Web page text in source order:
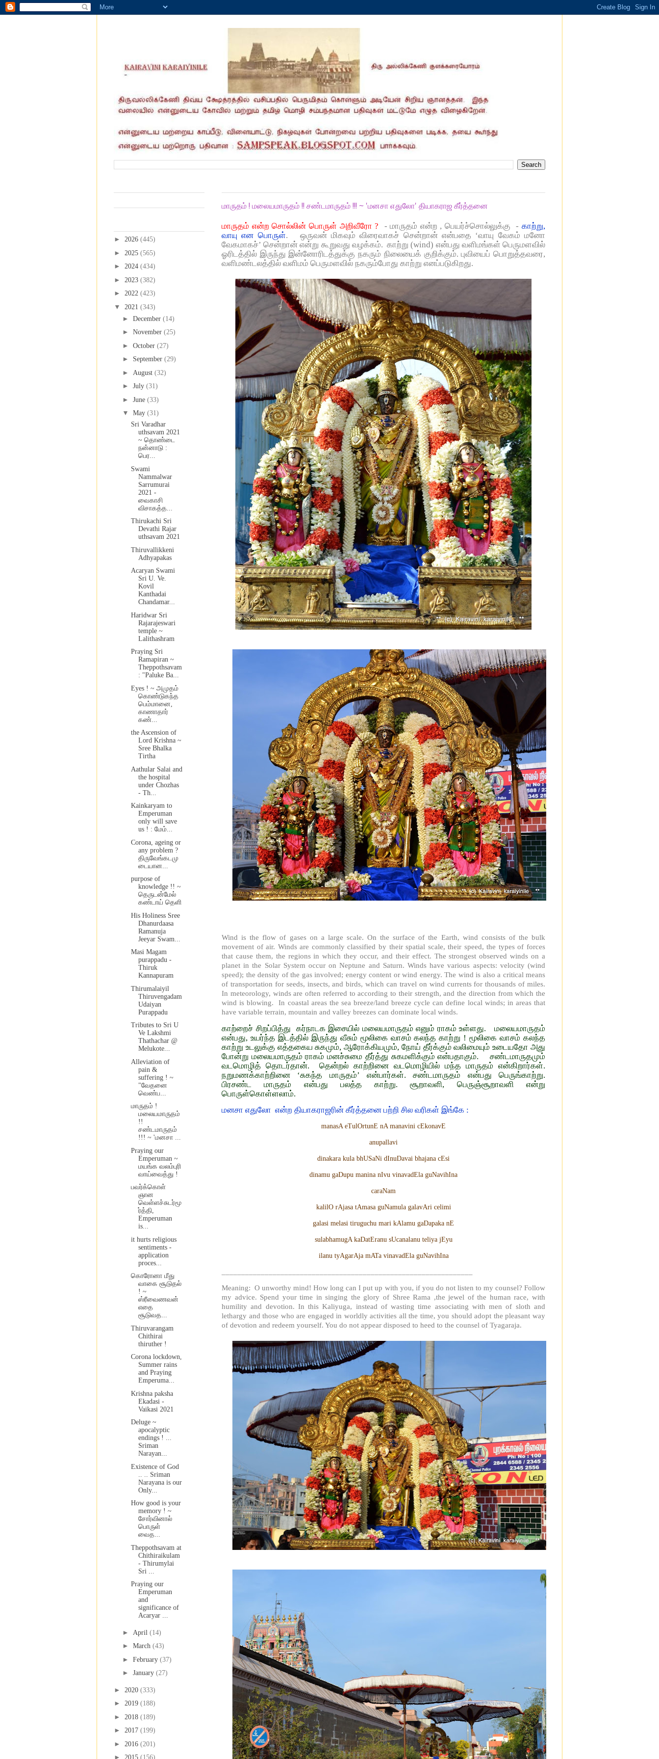
மாருதம் ! மலையமாருதம் !! சண்டமாருதம் !!! ~ 'மனசா எதுலோ' தியாகராஜ கீர்த்தனை
மாருதம் என்ற சொல்லின் பொருள் அறிவீரோ ? - மாருதம் என்ற , பெயர்ச்சொல்லுக்கு - காற்று,
வாயு என பொருள். ஒருவன் மிகவும் விரைவாகச் சென்றான் என்பதை ‘வாயு வேகம் மனோ
வேகமாகச்’ சென்றான் என்று கூறுவது வழக்கம். காற்று (wind) என்பது வளிமங்கள் பெருமளவில்
ஓரிடத்தில் இருந்து இன்னோரிடத்துக்கு நகரும் நிலையைக் குறிக்கும். புவியைப் பொறுத்தவரை,
வளிமண்டலத்தில் வளிமம் பெருமளவில் நகரும்போது காற்று எனப்படுகிறது.
Wind is the flow of gases on a large scale. On the surface of the Earth, wind consists of the bulk
movement of air. Winds are commonly classified by their spatial scale, their speed, the types of forces
that cause them, the regions in which they occur, and their effect. The strongest observed winds on a
planet in the Solar System occur on Neptune and Saturn. Winds have various aspects: velocity (wind
speed); the density of the gas involved; energy content or wind energy. The wind is also a critical means
of transportation for seeds, insects, and birds, which can travel on wind currents for thousands of miles.
In meteorology, winds are often referred to according to their strength, and the direction from which the
wind is blowing. In coastal areas the sea breeze/land breeze cycle can define local winds; in areas that
have variable terrain, mountain and valley breezes can dominate local winds.
காற்றைச் சிறப்பித்து கர்நாடக இசையில் மலையமாருதம் எனும் ராகம் உள்ளது. மலையமாருதம்
என்பது, உயர்ந்த இடத்தில் இருந்து வீசும் மூலிகை வாசம் கலந்த காற்று ! மூலிகை வாசம் கலந்த
காற்று உடலுக்கு எத்தகைய சுகமும், ஆரோக்கியமும், நோய் தீர்க்கும் வலிமையும் உடையதோ அது
போன்று மலையமாருதம் ராகம் மனச்சுமை தீர்த்து சுகமளிக்கும் என்பதாகும். சண்டமாருதமும்
வடமொழித் தொடர்தான். தென்றல் காற்றினை வடமொழியில் மந்த மாருதம் என்கிறார்கள்.
நறுமணக்காற்றினை ‘சுகந்த மாருதம்’ என்பார்கள். சண்டமாருதம் என்பது பெருங்காற்று.
பிரசண்ட மாருதம் என்பது பலத்த காற்று. சூறாவளி, பெருஞ்சூறாவளி என்று
பொருள்கொள்ளலாம்.
மனசா எதுலோ என்ற தியாகராஜரின் கீர்த்தனை பற்றி சில வரிகள் இங்கே :
manasA eTulOrtunE nA manavini cEkonavE
anupallavi
dinakara kula bhUSaNi dInuDavai bhajana cEsi
dinamu gaDupu manina nIvu vinavadEla guNavihIna
caraNam
kalilO rAjasa tAmasa guNamula galavAri celimi
galasi melasi tiruguchu mari kAlamu gaDapaka nE
sulabhamugA kaDatEranu sUcanalanu teliya jEyu
ilanu tyAgarAja mATa vinavadEla guNavihIna
Meaning: O unworthy mind! How long can I put up with you, if you do not listen to my counsel? Follow
my advice. Spend your time in singing the glory of Shree Rama ,the jewel of the human race, with
humility and devotion. In this Kaliyuga, instead of wasting time associating with men of sloth and
lethargy and those who are engaged in worldly activities all the time, you should adopt the pleasant way
of devotion and redeem yourself. You do not appear disposed to heed to the counsel of Tyagaraja.
► 2026 (445)
► 2025 (565)
► 2024 (434)
► 2023 (382)
► 2022 (423)
▼ 2021 (343)
► December (14)
► November (25)
► October (27)
► September (29)
► August (32)
► July (31)
► June (33)
▼ May (31)
Sri Varadhar
uthsavam 2021
~ தொண்டை
நன்னாடு :
பெர...
Swami
Nammalwar
Sarrumurai
2021 -
வைகாசி
விசாகத்த...
Thirukachi Sri
Devathi Rajar
uthsavam 2021
Thiruvallikkeni
Adhyapakas
Acaryan Swami
Sri U. Ve.
Kovil
Kanthadai
Chandamar...
Haridwar Sri
Rajarajeswari
temple ~
Lalithashram
Praying Sri
Ramapiran ~
Theppothsavam
: "Paluke Ba...
Eyes ! ~ அமுதம்
கொண்டுகந்த
பெம்மானை,
காணாதார்
கண்...
the Ascension of
Lord Krishna ~
Sree Bhalka
Tirtha
Aathular Salai and
the hospital
under Chozhas
- Th...
Kainkaryam to
Emperuman
only will save
us ! : மேம்...
Corona, ageing or
any problem ?
திருவேங்கடமு
டையான...
purpose of
knowledge !! ~
தெருடன்மேல்
கண்டாய் தெளி
His Holiness Sree
Dhanurdaasa
Ramanuja
Jeeyar Swam...
Masi Magam
purappadu -
Thiruk
Kannapuram
Thirumalaiyil
Thiruvengadam
Udaiyan
Purappadu
Tributes to Sri U
Ve Lakshmi
Thathachar @
Melukote...
Alleviation of
pain &
suffering ! ~
"வேதனை
வெண்ப...
மாருதம் !
மலையமாருதம்
!!
சண்டமாருதம்
!!! ~ 'மனசா ...
Praying our
Emperuman ~
மயங்க வலம்புரி
வாய்வைத்து !
பவர்க்கொள்
ஞான
வெள்ளச்சுடர்மூ
ர்த்தி,
Emperuman
is...
it hurts religious
sentiments -
application
proces...
கொரோனா மீது
வாகை சூடுதல்
! ~
ஸ்ரீவைணவன்
எதை
சூடுவத...
Thiruvarangam
Chithirai
thiruther !
Corona lockdown,
Summer rains
and Praying
Emperuma...
Krishna paksha
Ekadasi -
Vaikasi 2021
Deluge ~
apocalyptic
endings ! ...
Sriman
Narayan...
Existence of God
.. .. Sriman
Narayana is our
Only...
How good is your
memory ! ~
சோர்வினால்
பொருள்
வைத...
Theppothsavam at
Chithiraikulam
- Thirumylai
Sri ...
Praying our
Emperuman
and
significance of
Acaryar ...
► April (14)
► March (43)
► February (37)
► January (27)
► 2020 (333)
► 2019 (188)
► 2018 (189)
► 2017 (199)
► 2016 (201)
► 2015 (156)